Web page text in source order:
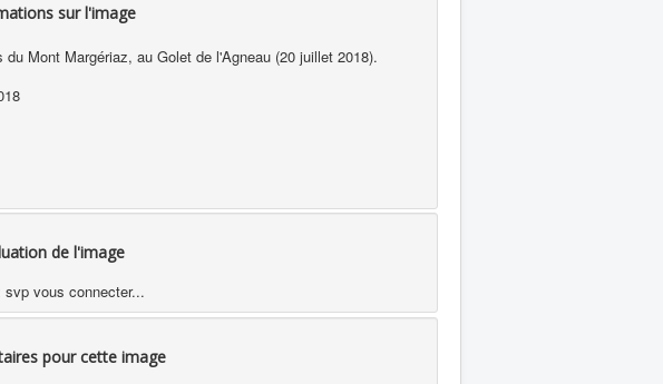
sur l'image
du Mont Margériaz, au Golet de l'Agneau (20 juillet 2018).
de l'image
svp vous connecter...
pour cette image